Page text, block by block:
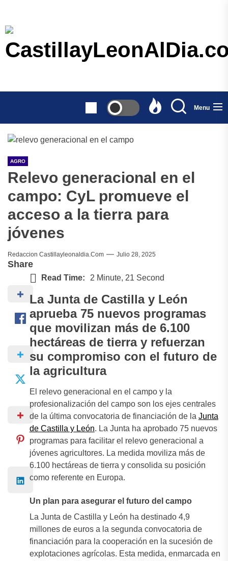
the
content
Menu
AGRO
Relevo generacional en el
campo: CyL promueve el
acceso a la tierra para
jóvenes
Redaccion Castillayleonaldia.com Julio 28, 2025
Share
Read Time: 2 Minute, 21 Second
La Junta de Castilla y León
aprueba 75 nuevos programas
que movilizan más de 6.100
hectáreas de tierra y refuerzan
su compromiso con el futuro de
la agricultura
El relevo generacional en el campo y la
profesionalización del campo son los ejes centrales
de la última convocatoria de financiación de la Junta
de Castilla y León. La Junta ha aprobado 75 nuevos
programas para facilitar el relevo generacional a
jóvenes agricultores. La medida moviliza más de
6.100 hectáreas de tierra y consolida su posición
como referente en Europa.
Un plan para asegurar el futuro del campo
La Junta de Castilla y León ha destinado 4,9
millones de euros a la segunda convocatoria de
financiación para la cooperación en la sucesión de
explotaciones agrícolas. Esta medida, enmarcada en